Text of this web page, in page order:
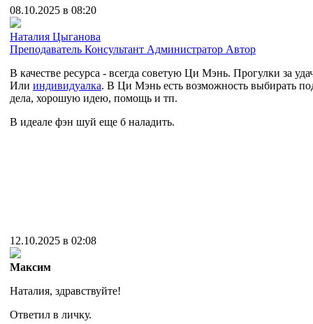
08.10.2025 в 08:20
Наталия Цыганова
Преподаватель Консультант Администратор Автор
В качестве ресурса - всегда советую Ци Мэнь. Прогулки за
Или индивидуалка. В Ци Мэнь есть возможность выбирать
дела, хорошую идею, помощь и тп.
В идеале фэн шуй еще б наладить.
12.10.2025 в 02:08
Максим
Наталия, здравствуйте!
Ответил в личку.